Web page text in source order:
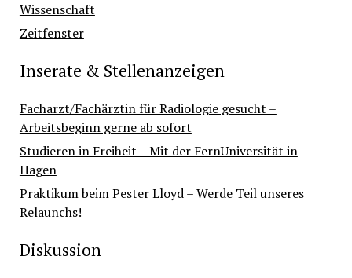
Wissenschaft
Zeitfenster
Inserate & Stellenanzeigen
Facharzt/Fachärztin für Radiologie gesucht –
Arbeitsbeginn gerne ab sofort
Studieren in Freiheit – Mit der FernUniversität in
Hagen
Praktikum beim Pester Lloyd – Werde Teil unseres
Relaunchs!
Diskussion